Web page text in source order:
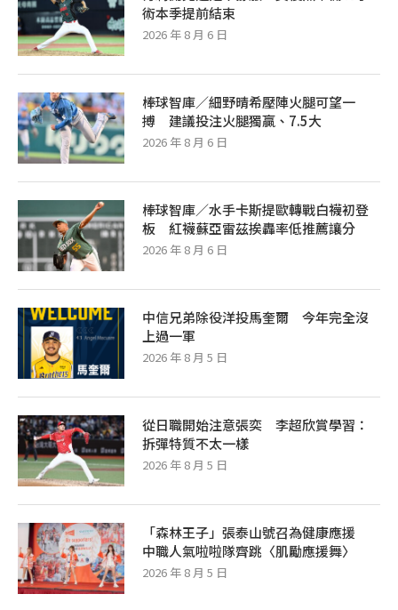
術本季提前結束
2026 年 8 月 6 日
棒球智庫／細野晴希壓陣火腿可望一
搏 建議投注火腿獨贏、7.5大
2026 年 8 月 6 日
棒球智庫／水手卡斯提歐轉戰白襪初登
板 紅襪蘇亞雷茲挨轟率低推薦讓分
2026 年 8 月 6 日
中信兄弟除役洋投馬奎爾 今年完全沒
上過一軍
2026 年 8 月 5 日
從日職開始注意張奕 李超欣賞學習：
拆彈特質不太一樣
2026 年 8 月 5 日
「森林王子」張泰山號召為健康應援
中職人氣啦啦隊齊跳〈肌勵應援舞〉
2026 年 8 月 5 日